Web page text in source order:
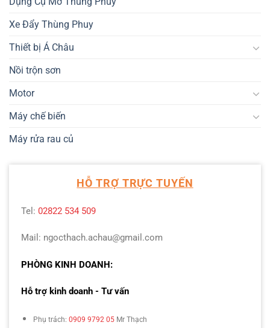
Xe Đẩy Thùng Phuy
Thiết bị Á Châu
Nồi trộn sơn
Motor
Máy chế biến
Máy rửa rau củ
HỖ TRỢ TRỰC TUYẾN
Tel: 02822 534 509
Mail: ngocthach.achau@gmail.com
PHÒNG KINH DOANH:
Hỗ trợ kinh doanh - Tư vấn
Phụ trách: 0909 9792 05 Mr Thạch